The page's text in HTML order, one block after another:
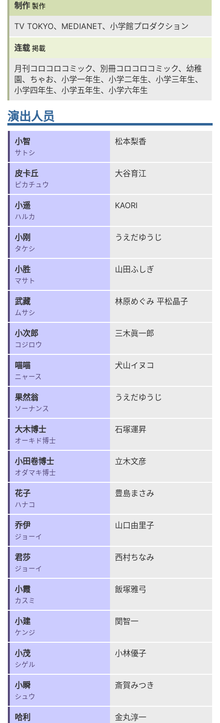
制作 製作
TV TOKYO、MEDIANET、小学館プロダクション
连载 掲載
月刊コロコロコミック、別冊コロコロコミック、幼稚
園、ちゃお、小学一年生、小学二年生、小学三年生、
小学四年生、小学五年生、小学六年生
演出人员
小智
サトシ
松本梨香
皮卡丘
ピカチュウ
大谷育江
小遥
ハルカ
KAORI
小刚
タケシ
うえだゆうじ
小胜
マサト
山田ふしぎ
武藏
ムサシ
林原めぐみ 平松晶子
小次郎
コジロウ
三木眞一郎
喵喵
ニャース
犬山イヌコ
果然翁
ソーナンス
うえだゆうじ
大木博士
オーキド博士
石塚運昇
小田卷博士
オダマキ博士
立木文彦
花子
ハナコ
豊島まさみ
乔伊
ジョーイ
山口由里子
君莎
ジョーイ
西村ちなみ
小霞
カスミ
飯塚雅弓
小建
ケンジ
関智一
小茂
シゲル
小林優子
小瞬
シュウ
斎賀みつき
哈利 金丸淳一